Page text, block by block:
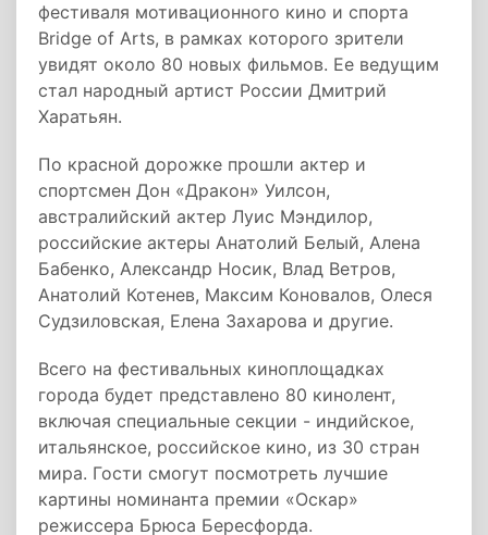
фестиваля мотивационного кино и спорта
Bridge of Arts, в рамках которого зрители
увидят около 80 новых фильмов. Ее ведущим
стал народный артист России Дмитрий
Харатьян.
По красной дорожке прошли актер и
спортсмен Дон «Дракон» Уилсон,
австралийский актер Луис Мэндилор,
российские актеры Анатолий Белый, Алена
Бабенко, Александр Носик, Влад Ветров,
Анатолий Котенев, Максим Коновалов, Олеся
Судзиловская, Елена Захарова и другие.
Всего на фестивальных киноплощадках
города будет представлено 80 кинолент,
включая специальные секции - индийское,
итальянское, российское кино, из 30 стран
мира. Гости смогут посмотреть лучшие
картины номинанта премии «Оскар»
режиссера Брюса Бересфорда.